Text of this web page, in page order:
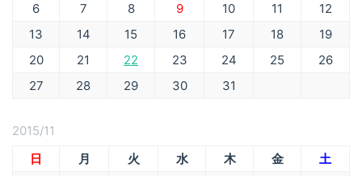
6
7 8 9 10 11
12
13
14 15 16 17 18
19
20
21 22 23 24 25
26
27
28 29 30 31
2015/11
日
月 火 水 木 金
土